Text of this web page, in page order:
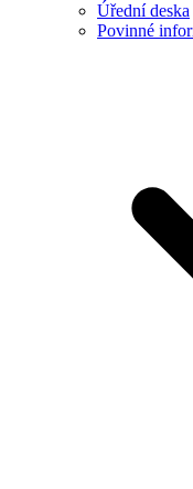
Úřední deska
Povinné